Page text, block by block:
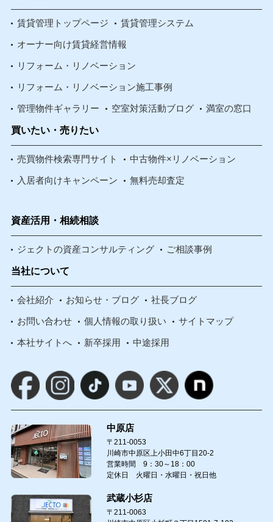
賃貸管理トップページ 賃貸管理システム
オーナー向け賃貸経営情報
リフォーム・リノベーション
リフォーム・リノベーション施工事例
管理物件ギャラリー 空室対策活動ブログ 満室の窓口
買いたい・売りたい
売買物件検索専門サイト 中古物件×リノベーション
入居者向けキャンペーン 無料売却査定
資産活用・相続相談
ジェクトの資産コンサルティング ご相談事例
当社について
会社紹介 お知らせ・ブログ 社長ブログ
お問い合わせ 個人情報の取り扱い サイトマップ
本社サイトへ 新卒採用 中途採用
中原店
〒211-0053
川崎市中原区上小田中6丁目20-2
営業時間 9：30～18：00
定休日 火曜日・水曜日・祝日他
武蔵小杉店
〒211-0063